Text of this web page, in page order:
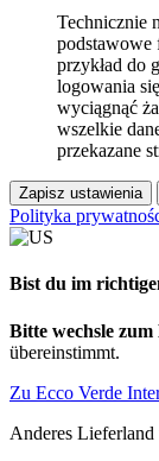
Technicznie
podstawowe
przykład do
logowania
wyciągnąć
wszelkie
przekazane
Zapisz ustawienia
Polityka
Bist du im
Bitte wechsle
übereinstimmt.
Zu Ecco Verde
Anderes Lieferland